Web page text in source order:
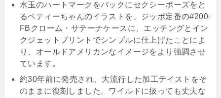
水玉のハートマークをバックにセクシーポーズをと
るベティーちゃんのイラストを、ジッポ定番の#200-
FBクローム・サテーナケースに、エッチングとイン
クジェットプリントでシンプルに仕上げたことによ
り、オールドアメリカンなイメージをより強調させ
ています。
約30年前に発売され、大流行した加工テイストをそ
のままに復刻しました。ワイルドに扱っても丈夫な